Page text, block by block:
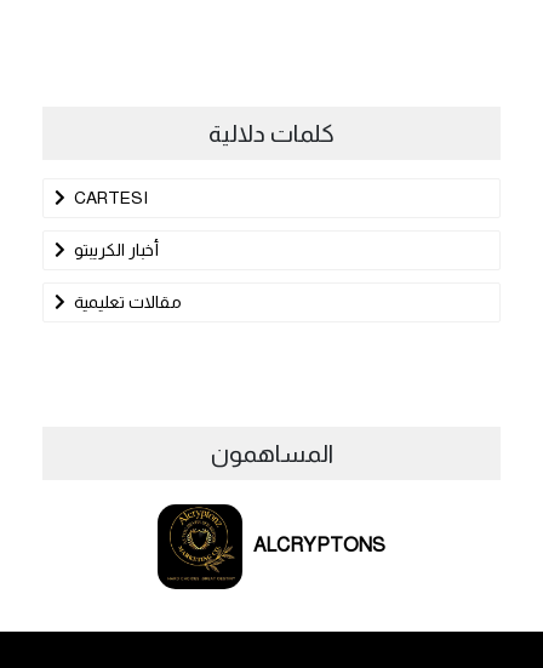
كلمات دلالية
CARTESI
أخبار الكريبتو
مقالات تعليمية
المساهمون
ALCRYPTONS